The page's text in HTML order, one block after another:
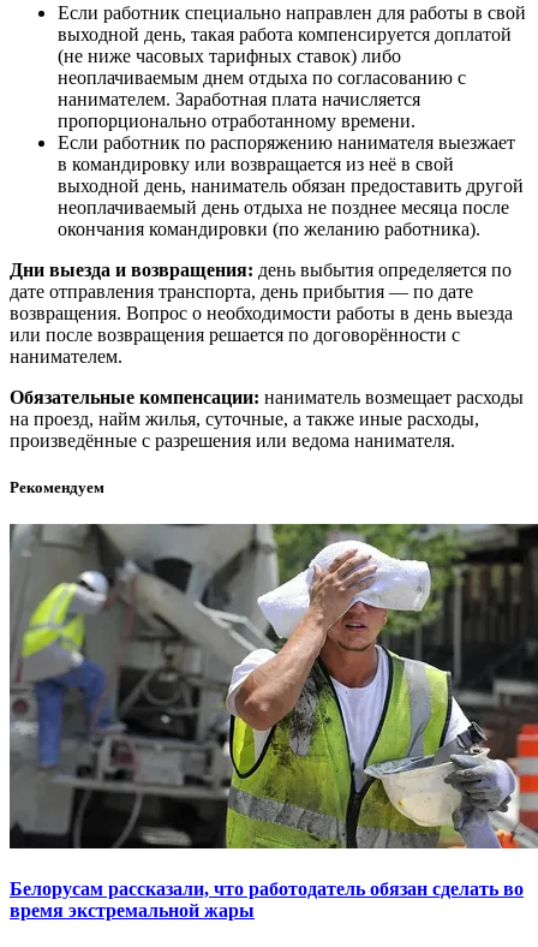
Если работник специально направлен для работы в свой
выходной день, такая работа компенсируется доплатой
(не ниже часовых тарифных ставок) либо
неоплачиваемым днем отдыха по согласованию с
нанимателем. Заработная плата начисляется
пропорционально отработанному времени.
Если работник по распоряжению нанимателя выезжает
в командировку или возвращается из неё в свой
выходной день, наниматель обязан предоставить другой
неоплачиваемый день отдыха не позднее месяца после
окончания командировки (по желанию работника).
Дни выезда и возвращения: день выбытия определяется по
дате отправления транспорта, день прибытия — по дате
возвращения. Вопрос о необходимости работы в день выезда
или после возвращения решается по договорённости с
нанимателем.
Обязательные компенсации: наниматель возмещает расходы
на проезд, найм жилья, суточные, а также иные расходы,
произведённые с разрешения или ведома нанимателя.
Рекомендуем
Белорусам рассказали, что работодатель обязан сделать во
время экстремальной жары